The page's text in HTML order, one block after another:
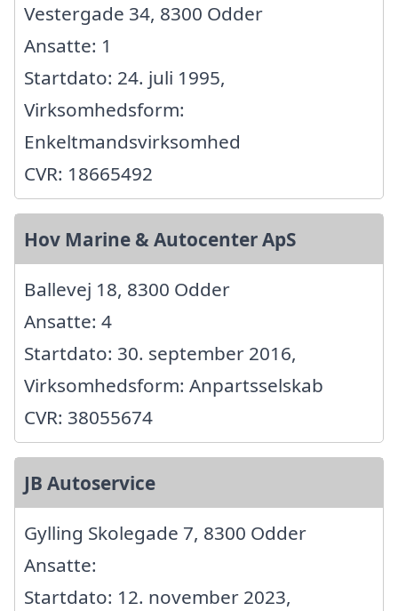
Vestergade 34, 8300 Odder
Ansatte: 1
Startdato: 24. juli 1995,
Virksomhedsform:
Enkeltmandsvirksomhed
CVR: 18665492
Hov Marine & Autocenter ApS
Ballevej 18, 8300 Odder
Ansatte: 4
Startdato: 30. september 2016,
Virksomhedsform: Anpartsselskab
CVR: 38055674
JB Autoservice
Gylling Skolegade 7, 8300 Odder
Ansatte:
Startdato: 12. november 2023,